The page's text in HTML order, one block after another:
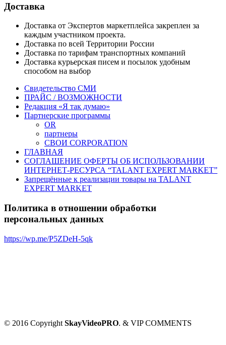
Доставка
Доставка от Экспертов маркетплейса закреплен за
каждым участником проекта.
Доставка по всей Территории России
Доставка по тарифам транспортных компаний
Доставка курьерская писем и посылок удобным
способом на выбор
Свидетельство СМИ
ПРАЙС / ВОЗМОЖНОСТИ
Редакция «Я так думаю»
Партнерские программы
OR
партнеры
СВОИ CORPORATION
ГЛАВНАЯ
СОГЛАШЕНИЕ ОФЕРТЫ ОБ ИСПОЛЬЗОВАНИИ
ИНТЕРНЕТ-РЕСУРСА “TALANT EXPERT MARKET”
Запрещённые к реализации товары на TALANT
EXPERT MARKET
Политика в отношении обработки
персональных данных
https://wp.me/P5ZDeH-5qk
© 2016 Copyright SkayVideoPRO. & VIP COMMENTS